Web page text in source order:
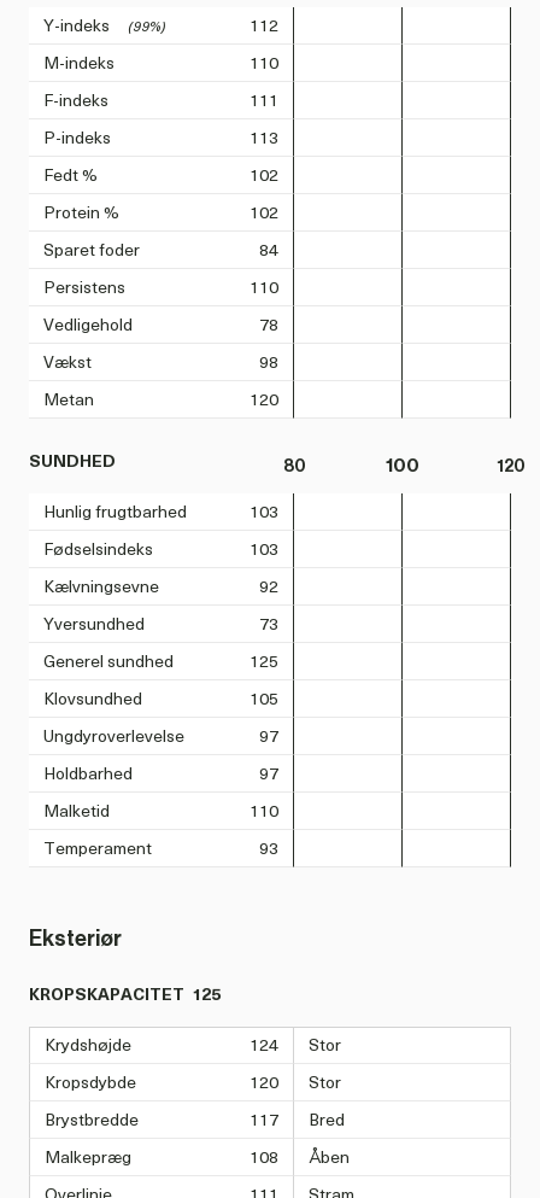
Y-indeks (99%)
112
M-indeks
110
F-indeks
111
P-indeks
113
Fedt %
102
Protein %
102
Sparet foder
84
Persistens
110
Vedligehold
78
Vækst
98
Metan
120
SUNDHED 80 100 120
Hunlig frugtbarhed
103
Fødselsindeks
103
Kælvningsevne
92
Yversundhed
73
Generel sundhed
125
Klovsundhed
105
Ungdyroverlevelse
97
Holdbarhed
97
Malketid
110
Temperament
93
Eksteriør
KROPSKAPACITET 125
Krydshøjde 124
Stor
Kropsdybde
120
Stor
Brystbredde
117
Bred
Malkepræg
108
Åben